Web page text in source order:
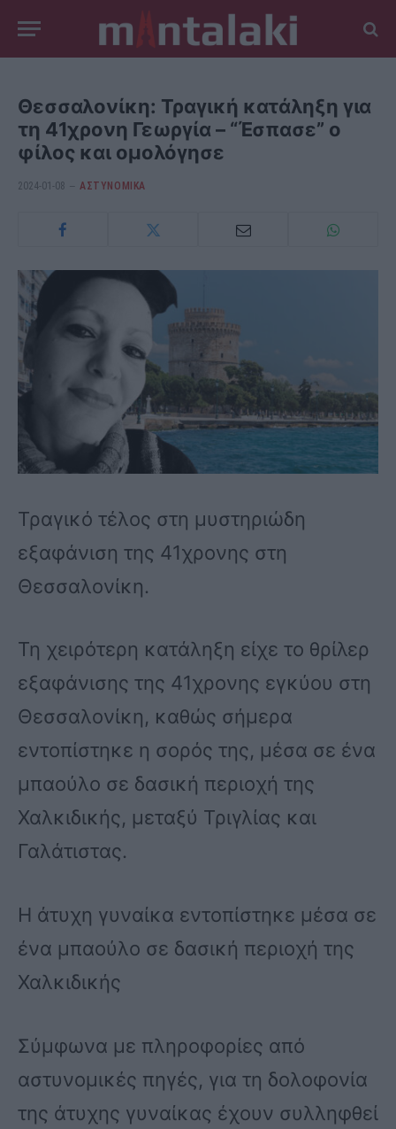
Θεσσαλονίκη: Τραγική κατάληξη για
τη 41χρονη Γεωργία – “Έσπασε” ο
φίλος και ομολόγησε
2024-01-08 ΑΣΤΥΝΟΜΙΚΑ
Τραγικό τέλος στη μυστηριώδη
εξαφάνιση της 41χρονης στη
Θεσσαλονίκη.
Τη χειρότερη κατάληξη είχε το θρίλερ
εξαφάνισης της 41χρονης εγκύου στη
Θεσσαλονίκη, καθώς σήμερα
εντοπίστηκε η σορός της, μέσα σε ένα
μπαούλο σε δασική περιοχή της
Χαλκιδικής, μεταξύ Τριγλίας και
Γαλάτιστας.
Η άτυχη γυναίκα εντοπίστηκε μέσα σε
ένα μπαούλο σε δασική περιοχή της
Χαλκιδικής
Σύμφωνα με πληροφορίες από
αστυνομικές πηγές, για τη δολοφονία
της άτυχης γυναίκας έχουν συλληφθεί